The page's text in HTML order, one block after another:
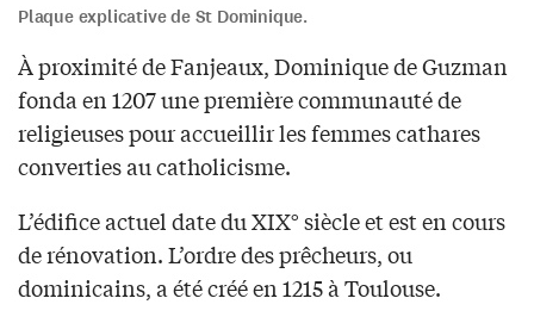
Plaque explicative de St Dominique.
À proximité de Fanjeaux, Dominique de Guzman
fonda en 1207 une première communauté de
religieuses pour accueillir les femmes cathares
converties au catholicisme.
L’édifice actuel date du XIX° siècle et est en cours
de rénovation. L’ordre des prêcheurs, ou
dominicains, a été créé en 1215 à Toulouse.